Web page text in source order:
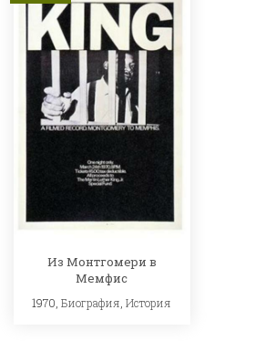
Из Монтгомери в
Мемфис
1970,Биография ,История